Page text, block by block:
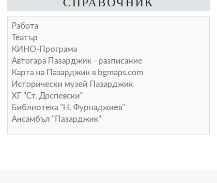
Работа
Театър
КИНО-Програма
Автогара Пазарджик - разписание
Карта на Пазарджик в bgmaps.com
Исторически музей Пазарджик
ХГ "Ст. Доспевски"
Библиотека "Н. Фурнаджиев"
Ансамбъл "Пазарджик"